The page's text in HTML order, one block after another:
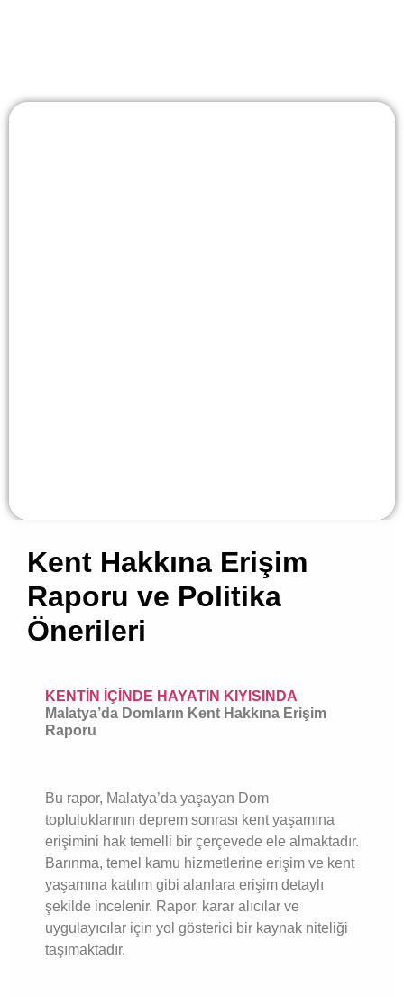
Kent Hakkına Erişim
Raporu ve Politika
Önerileri
KENTİN İÇİNDE HAYATIN KIYISINDA
Malatya’da Domların Kent Hakkına Erişim
Raporu
Bu rapor, Malatya’da yaşayan Dom
topluluklarının deprem sonrası kent yaşamına
erişimini hak temelli bir çerçevede ele almaktadır.
Barınma, temel kamu hizmetlerine erişim ve kent
yaşamına katılım gibi alanlara erişim detaylı
şekilde incelenir. Rapor, karar alıcılar ve
uygulayıcılar için yol gösterici bir kaynak niteliği
taşımaktadır.